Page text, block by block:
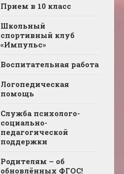
Прием в 10 класс
Школьный
спортивный клуб
«Импульс»
Воспитательная работа
Логопедическая
помощь
Служба психолого-
социально-
педагогической
поддержки
Родителям – об
обновлённых ФГОС!